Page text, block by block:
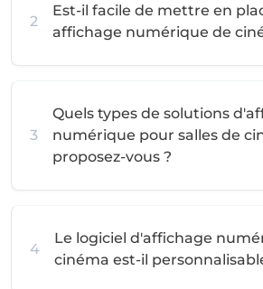
2
Est-il facile de mettre en
affichage numérique de
3
Quels types de solutions
numérique pour salles de
proposez-vous ?
4
Le logiciel d'affichage
cinéma est-il